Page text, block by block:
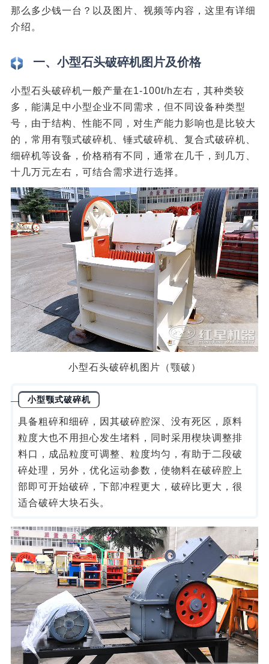
那么多少钱一台？以及图片、视频等内容，这里有详细
介绍。
一、小型石头破碎机图片及价格
小型石头破碎机一般产量在1-100t/h左右，其种类较
多，能满足中小型企业不同需求，但不同设备种类型
号，由于结构、性能不同，对生产能力影响也是比较大
的，常用有颚式破碎机、锤式破碎机、复合式破碎机、
细碎机等设备，价格稍有不同，通常在几千，到几万、
十几万元左右，可结合需求进行选择。
小型石头破碎机图片（颚破）
小型颚式破碎机
具备粗碎和细碎，因其破碎腔深、没有死区，原料
粒度大也不用担心发生堵料，同时采用楔块调整排
料口，成品粒度可调整、粒度均匀，有助于二段破
碎处理，另外，优化运动参数，使物料在破碎腔上
部即可开始破碎，下部冲程更大，破碎比更大，很
适合破碎大块石头。